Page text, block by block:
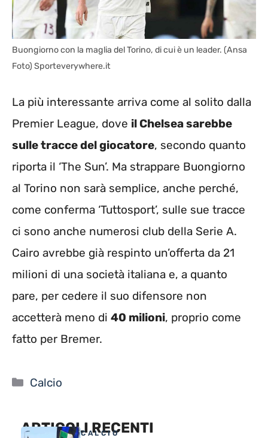
Buongiorno con la maglia del Torino, di cui è un leader. (Ansa
Foto) Sporteverywhere.it
La più interessante arriva come al solito dalla
Premier League, dove il Chelsea sarebbe
sulle tracce del giocatore, secondo quanto
riporta il ‘The Sun’. Ma strappare Buongiorno
al Torino non sarà semplice, anche perché,
come conferma ‘Tuttosport’, sulle sue tracce
ci sono anche numerosi club della Serie A.
Cairo avrebbe già respinto un’offerta da 21
milioni di una società italiana e, a quanto
pare, per cedere il suo difensore non
accetterà meno di 40 milioni, proprio come
fatto per Bremer.
Categorie
Calcio
ARTICOLI RECENTI
CALCIO